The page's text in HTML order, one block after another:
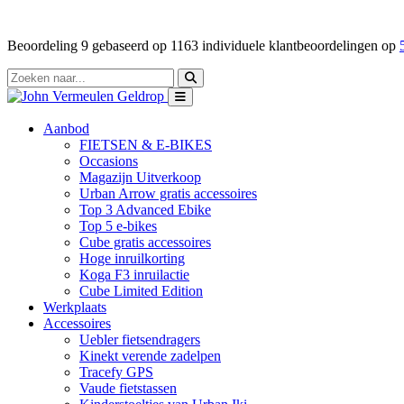
Beoordeling 9 gebaseerd op 1163 individuele klantbeoordelingen op
Aanbod
FIETSEN & E-BIKES
Occasions
Magazijn Uitverkoop
Urban Arrow gratis accessoires
Top 3 Advanced Ebike
Top 5 e-bikes
Cube gratis accessoires
Hoge inruilkorting
Koga F3 inruilactie
Cube Limited Edition
Werkplaats
Accessoires
Uebler fietsendragers
Kinekt verende zadelpen
Tracefy GPS
Vaude fietstassen